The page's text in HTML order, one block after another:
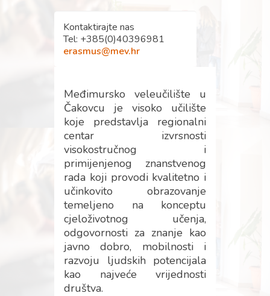
Kontaktirajte nas
Tel: +385(0)40396981
erasmus@mev.hr
Međimursko veleučilište u
Čakovcu je visoko učilište
koje predstavlja regionalni
centar izvrsnosti
visokostručnog i
primijenjenog znanstvenog
rada koji provodi kvalitetno i
učinkovito obrazovanje
temeljeno na konceptu
cjeloživotnog učenja,
odgovornosti za znanje kao
javno dobro, mobilnosti i
razvoju ljudskih potencijala
kao najveće vrijednosti
društva.